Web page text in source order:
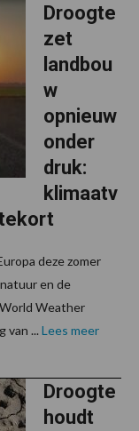
Droogte
zet
landbou
w
opnieuw
onder
druk:
klimaatv
deze zomer
en de
Weather
van ... Lees meer
Droogte
houdt